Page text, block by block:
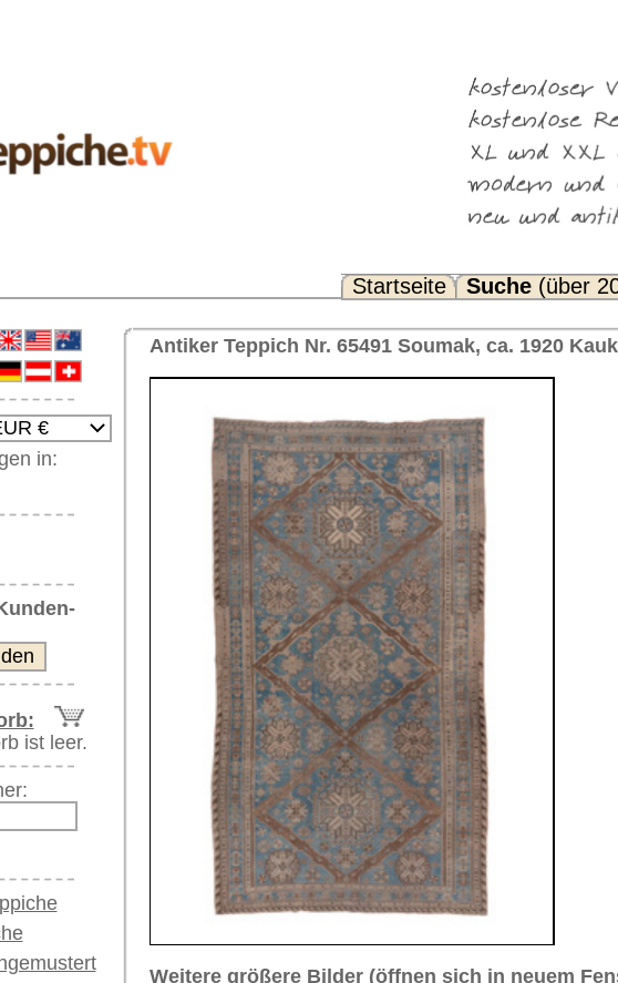
Noch Fragen? FAQ...
Weitere größere Bilder (öffnen sich in neuem Fenster)
Bitte klicken Sie auf die kleinen Bilder weiter unten für Bilder in höherer Auflösung
Hauptbild Bild Nr. 3 Bild Nr. 4 Bild Nr. 5
Bild Nr. 6
Artikelnummer:
Name/Provenienz: Soumak, ca. 1920